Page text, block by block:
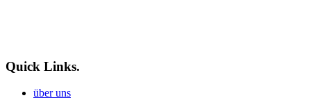
Quick Links.
über uns